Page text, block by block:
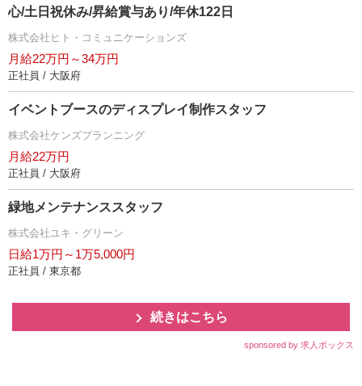
心/土日祝休み/昇給賞与あり/年休122日
株式会社ヒト・コミュニケーションズ
月給22万円～34万円
正社員 / 大阪府
イベントブースのディスプレイ制作スタッフ
株式会社ケンズプランニング
月給22万円
正社員 / 大阪府
緑地メンテナンススタッフ
株式会社ユキ・グリーン
日給1万円～1万5,000円
正社員 / 東京都
続きはこちら
sponsored by 求人ボックス